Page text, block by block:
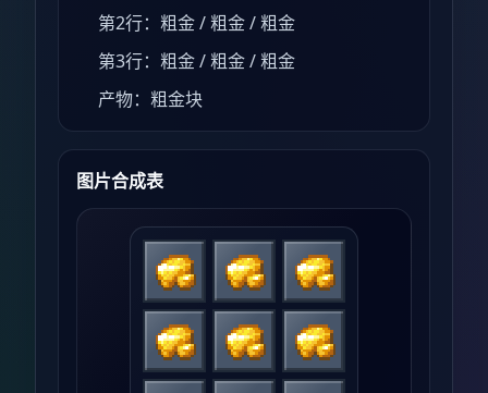
第2行：粗金 / 粗金 / 粗金
第3行：粗金 / 粗金 / 粗金
产物：粗金块
图片合成表